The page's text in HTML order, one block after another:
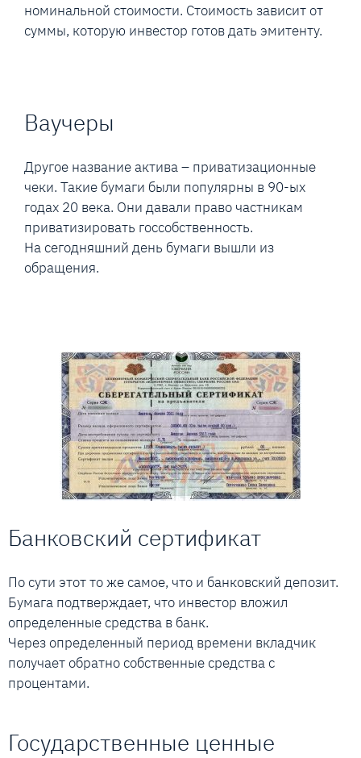
номинальной стоимости. Стоимость зависит от
суммы, которую инвестор готов дать эмитенту.
Ваучеры
Другое название актива – приватизационные
чеки. Такие бумаги были популярны в 90-ых
годах 20 века. Они давали право частникам
приватизировать госсобственность.
На сегодняшний день бумаги вышли из
обращения.
Банковский сертификат
По сути этот то же самое, что и банковский депозит.
Бумага подтверждает, что инвестор вложил
определенные средства в банк.
Через определенный период времени вкладчик
получает обратно собственные средства с
процентами.
Государственные ценные